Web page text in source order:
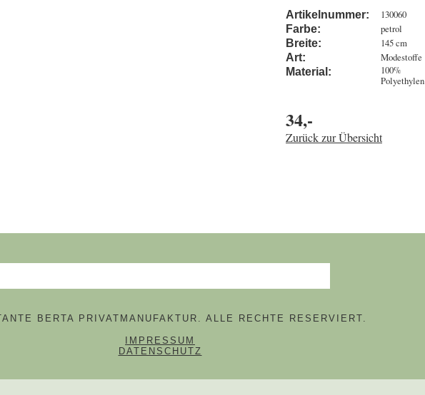
Artikelnummer: 130060
Farbe: petrol
Breite: 145 cm
Art: Modestoffe
Material:
100%
Polyethylen
34,-
Zurück zur Übersicht
BERTA PRIVATMANUFAKTUR. ALLE RECHTE RESERVIERT.
NAVIGATION ÜBERSPRINGEN
IMPRESSUM
DATENSCHUTZ